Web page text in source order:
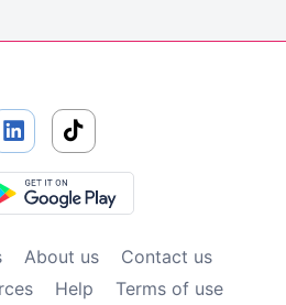
About us
Contact us
Help Terms of use